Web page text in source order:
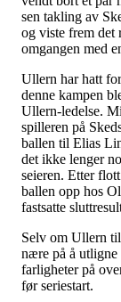
sen takling av
og viste frem det
omgangen med
Ullern har hatt
denne kampen
Ullern-ledelse.
spilleren på
ballen til Elias
det ikke lenger
seieren. Etter
ballen opp hos
fastsatte
Selv om Ullern
nære på å utligne
farligheter på
før seriestart.